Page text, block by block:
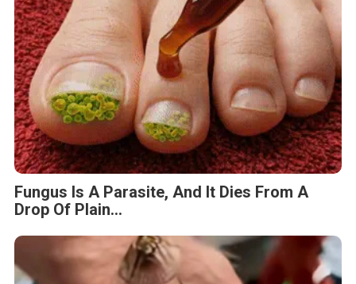
Fungus Is A Parasite, And It Dies From A
Drop Of Plain...